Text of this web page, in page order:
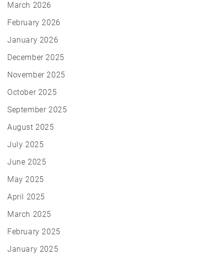
March 2026
February 2026
January 2026
December 2025
November 2025
October 2025
September 2025
August 2025
July 2025
June 2025
May 2025
April 2025
March 2025
February 2025
January 2025